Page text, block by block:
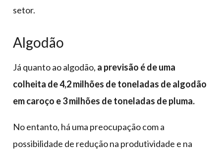
setor.
Algodão
Já quanto ao algodão, a previsão é de uma
colheita de 4,2 milhões de toneladas de algodão
em caroço e 3 milhões de toneladas de pluma.
No entanto, há uma preocupação com a
possibilidade de redução na produtividade e na